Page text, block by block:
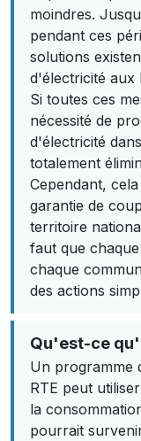
moindres.
pendant ces
solutions
d'électricité aux
Si toutes ces
nécessité de
d'électricité
totalement
Cependant,
garantie de
territoire
faut que
chaque
des actions
Qu'est-ce
Un programme
RTE peut
la
pourrait